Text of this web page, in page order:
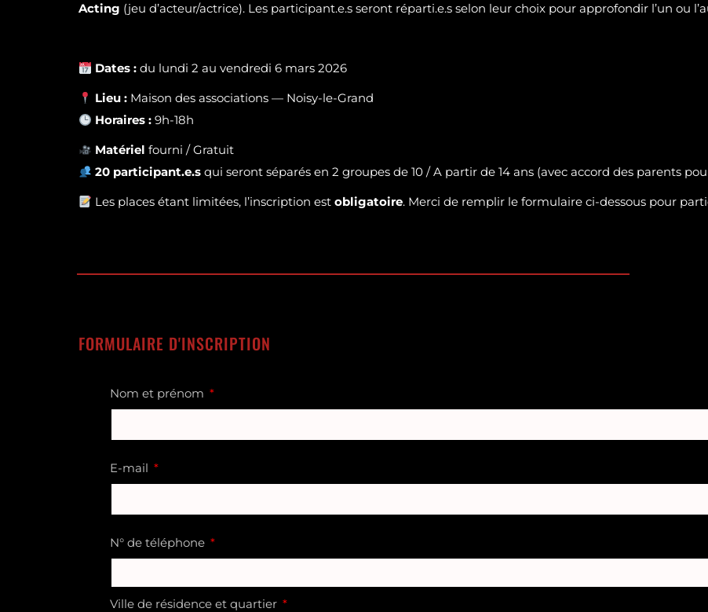
Acting (jeu d’acteur/actrice). Les participant.e.s seront réparti.e.s selon leur choix pour approfondir l’un ou
Dates : du lundi 2 au vendredi 6 mars 2026
Lieu : Maison des associations — Noisy-le-Grand
Horaires : 9h-18h
Matérielfourni / Gratuit
20 participant.e.s qui seront séparés en 2 groupes de 10 / A partir de 14 ans (avec accord des parents
Les places étant limitées, l’inscription estobligatoire. Merci de remplir le formulaire ci-dessous pour
FORMULAIRE D'INSCRIPTION
Nom et prénom
E-mail
N° de téléphone
Ville de résidence et quartier